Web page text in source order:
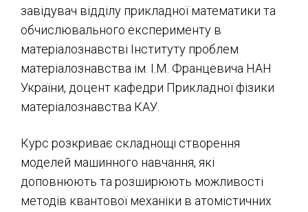
завідувач відділу прикладної математики та
обчислювального експерименту в
матеріалознавстві Інституту проблем
матеріалознавства ім. І.М. Францевича НАН
України, доцент кафедри Прикладної фізики
матеріалознавства КАУ.
Курс розкриває складнощі створення
моделей машинного навчання, які
доповнюють та розширюють можливості
методів квантової механіки в атомістичних